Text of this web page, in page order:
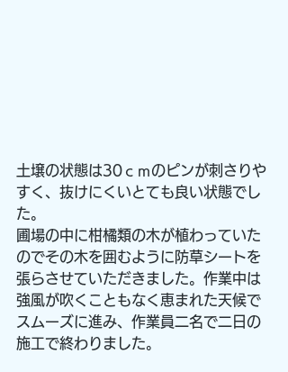
土壌の状態は30ｃｍのピンが刺さりや
すく、抜けにくいとても良い状態でし
た。
圃場の中に柑橘類の木が植わっていた
のでその木を囲むように防草シートを
張らさせていただきました。作業中は
強風が吹くこともなく恵まれた天候で
スムーズに進み、作業員二名で二日の
施工で終わりました。